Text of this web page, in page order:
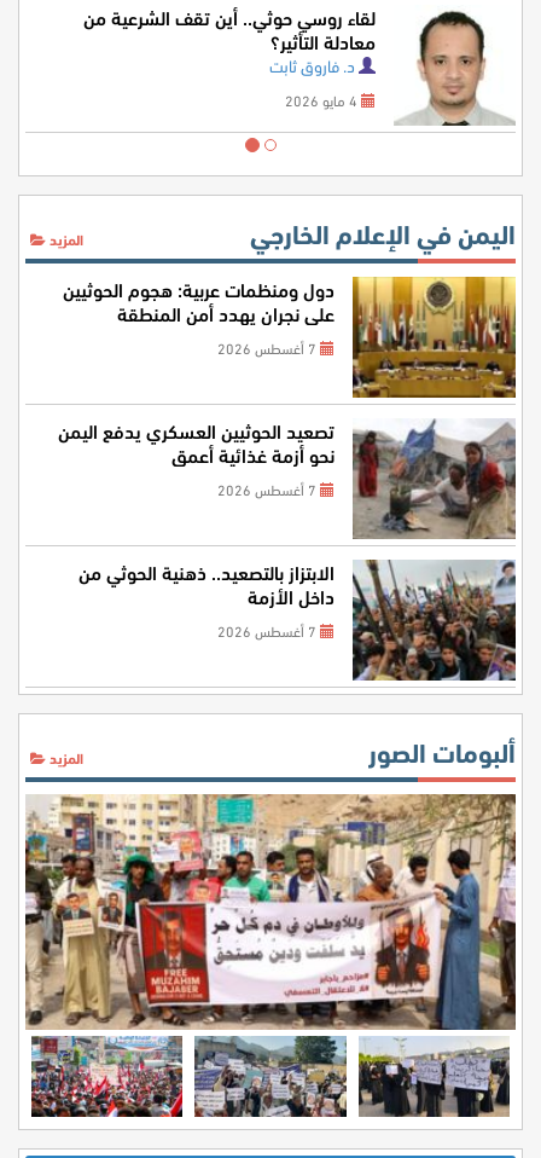
لقاء روسي حوثي.. أين تقف الشرعية من
معادلة التأثير؟
د. فاروق ثابت
اليمن في الإعلام الخارجي المزيد
دول ومنظمات عربية: هجوم الحوثيين
على نجران يهدد أمن المنطقة
تصعيد الحوثيين العسكري يدفع اليمن
نحو أزمة غذائية أعمق
الابتزاز بالتصعيد.. ذهنية الحوثي من
داخل الأزمة
ألبومات الصور المزيد